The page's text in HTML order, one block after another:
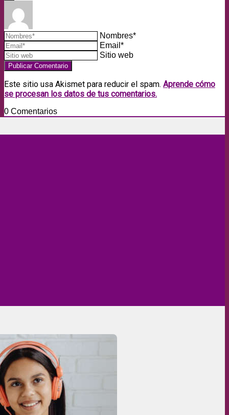
Nombres*
Email*
Sitio web
Este sitio usa Akismet para reducir el spam. Aprende cómo
se procesan los datos de tus comentarios.
0 Comentarios